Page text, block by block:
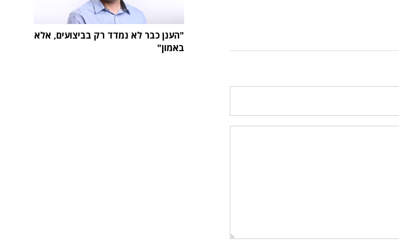
"הענן כבר לא נמדד רק בביצועים, אלא
באמון"